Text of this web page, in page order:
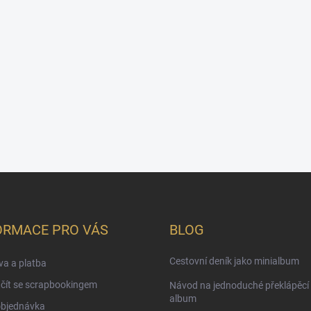
PRO VÁS
a platba
se scrapbookingem
BLOG
Cestovní deník jako minialbum
Návod na jednoduché překlápěcí
album